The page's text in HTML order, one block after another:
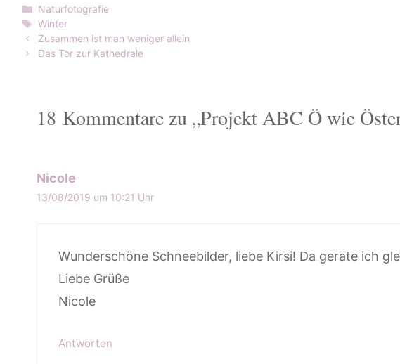
Kategorien
Naturfotografie
Schlagwörter
Winter
Zusammen ist man weniger allein
Das Tor zur Kathedrale
18 Kommentare zu „Projekt ABC Ö wie
Nicole
13/08/2019 um 10:21 Uhr
Wunderschöne Schneebilder, liebe Kirsi! Da gerate ich
Liebe Grüße
Nicole
Antworten